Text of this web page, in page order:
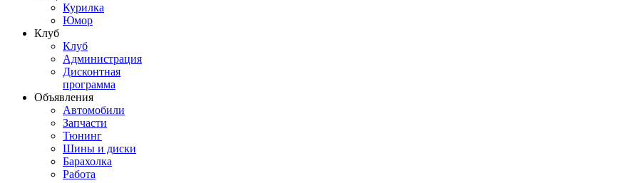
Курилка
Юмор
Клуб
Клуб
Администрация
Дисконтная
программа
Объявления
Автомобили
Запчасти
Тюнинг
Шины и диски
Барахолка
Работа